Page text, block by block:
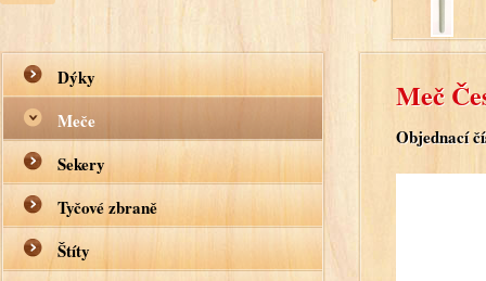
Dýky
Meče
Sekery
Tyčové zbraně
Štíty
Meč
Objednací